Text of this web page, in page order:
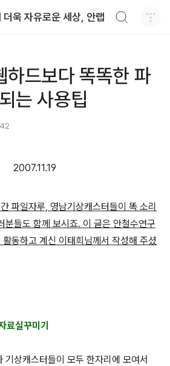
더욱 자유로운 세상, 안랩
하드보다 똑똑한 파
는 사용팁
2007.11.19
파일자루, 영남기상캐스터들이 똑 소리
분들도 함께 보시죠. 이 글은 안철수연구
동하고 계신 이태희님께서 작성해 주셨
료실꾸미기
기상캐스터들이 모두 한자리에 모여서